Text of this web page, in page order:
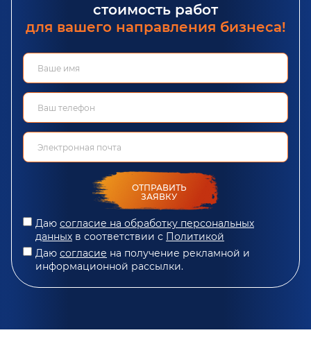
стоимость работ
для вашего направления бизнеса!
ОТПРАВИТЬ
ЗАЯВКУ
Даю согласие на обработку персональных
данных в соответствии с Политикой
Даю согласие на получение рекламной и
информационной рассылки.